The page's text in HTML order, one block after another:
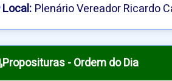
Local: Plenário Vereador Ricardo
Proposituras - Ordem do Dia